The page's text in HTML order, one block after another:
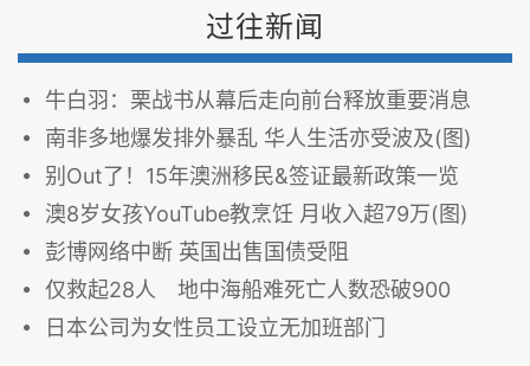
过往新闻
牛白羽：栗战书从幕后走向前台释放重要消息
南非多地爆发排外暴乱 华人生活亦受波及(图)
别Out了！15年澳洲移民&签证最新政策一览
澳8岁女孩YouTube教烹饪 月收入超79万(图)
彭博网络中断 英国出售国债受阻
仅救起28人 地中海船难死亡人数恐破900
日本公司为女性员工设立无加班部门